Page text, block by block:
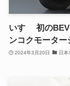
いすゞ 初の
ンコクモータ
2024年3月20日 日本